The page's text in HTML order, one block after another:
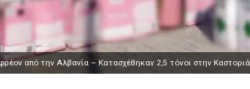
από την Αλβανία – Κατασχέθηκαν 2,5 τόνοι στην Καστοριά